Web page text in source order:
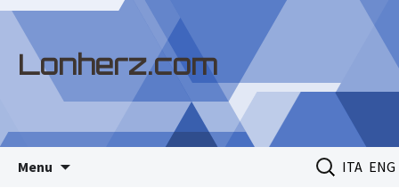
Lonherz.com
Menu ITA ENG
Ricerca
per: